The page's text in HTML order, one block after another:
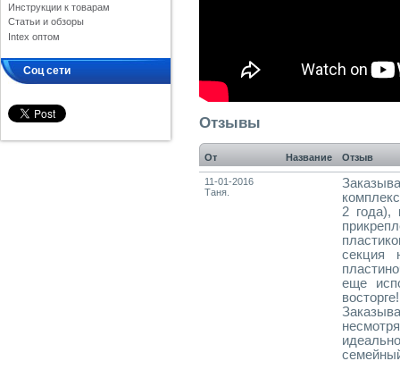
Инструкции к товарам
Статьи и обзоры
Intex оптом
Соц сети
Отзывы
От Название Отзыв
11-01-2016
Таня.
2 года),
секция
еще